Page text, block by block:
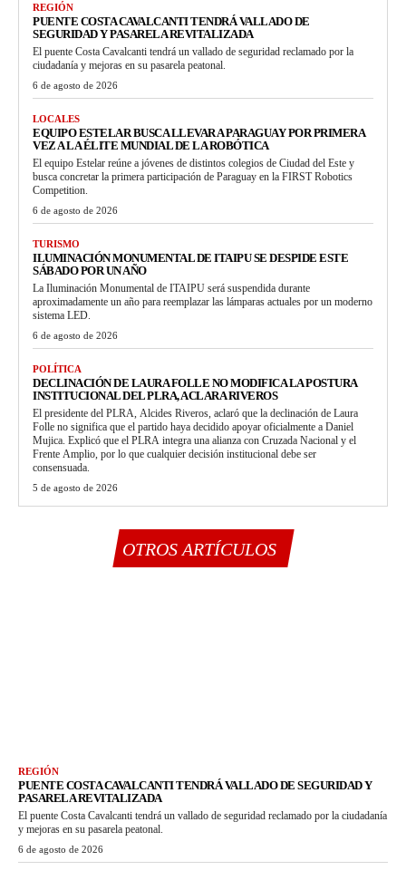
REGIÓN
PUENTE COSTA CAVALCANTI TENDRÁ VALLADO DE
SEGURIDAD Y PASARELA REVITALIZADA
El puente Costa Cavalcanti tendrá un vallado de seguridad reclamado por la
ciudadanía y mejoras en su pasarela peatonal.
6 de agosto de 2026
LOCALES
EQUIPO ESTELAR BUSCA LLEVAR A PARAGUAY POR PRIMERA
VEZ A LA ÉLITE MUNDIAL DE LA ROBÓTICA
El equipo Estelar reúne a jóvenes de distintos colegios de Ciudad del Este y
busca concretar la primera participación de Paraguay en la FIRST Robotics
Competition.
6 de agosto de 2026
TURISMO
ILUMINACIÓN MONUMENTAL DE ITAIPU SE DESPIDE ESTE
SÁBADO POR UN AÑO
La Iluminación Monumental de ITAIPU será suspendida durante
aproximadamente un año para reemplazar las lámparas actuales por un moderno
sistema LED.
6 de agosto de 2026
POLÍTICA
DECLINACIÓN DE LAURA FOLLE NO MODIFICA LA POSTURA
INSTITUCIONAL DEL PLRA, ACLARA RIVEROS
El presidente del PLRA, Alcides Riveros, aclaró que la declinación de Laura
Folle no significa que el partido haya decidido apoyar oficialmente a Daniel
Mujica. Explicó que el PLRA integra una alianza con Cruzada Nacional y el
Frente Amplio, por lo que cualquier decisión institucional debe ser
consensuada.
5 de agosto de 2026
OTROS ARTÍCULOS
REGIÓN
PUENTE COSTA CAVALCANTI TENDRÁ VALLADO DE SEGURIDAD Y
PASARELA REVITALIZADA
El puente Costa Cavalcanti tendrá un vallado de seguridad reclamado por la ciudadanía
y mejoras en su pasarela peatonal.
6 de agosto de 2026